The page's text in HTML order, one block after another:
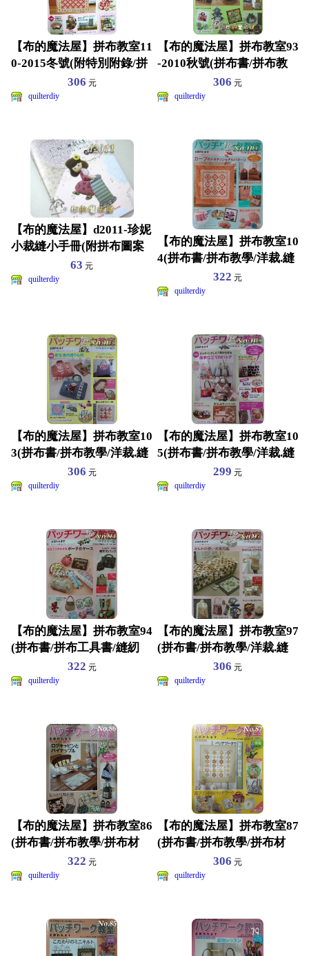
【布的魔法屋】拼布教室11
0-2015冬號(附特別附錄/拼
布書/拼布教306 元
quilterdiy
【布的魔法屋】拼布教室93
-2010秋號(拼布書/拼布教
學/洋裁.縫紉306 元
quilterdiy
【布的魔法屋】d2011-珍妮
小裁縫小手冊(附拼布圖案
紙型.拼布包包教
63 元
quilterdiy
【布的魔法屋】拼布教室10
4(拼布書/拼布教學/洋裁.縫
紉教學/拼布紙
322 元
quilterdiy
【布的魔法屋】拼布教室10
3(拼布書/拼布教學/洋裁.縫
紉教學/拼布紙
306 元
quilterdiy
【布的魔法屋】拼布教室10
5(拼布書/拼布教學/洋裁.縫
紉教學/拼布紙
299 元
quilterdiy
【布的魔法屋】拼布教室94
(拼布書/拼布工具書/縫紉
書/手工藝書/附拼
322 元
quilterdiy
【布的魔法屋】拼布教室97
(拼布書/拼布教學/洋裁.縫
紉教學/拼布紙型
306 元
quilterdiy
【布的魔法屋】拼布教室86
(拼布書/拼布教學/拼布材
料.拼布紙型.隔熱
322 元
quilterdiy
【布的魔法屋】拼布教室87
(拼布書/拼布教學/拼布材
料.拼布紙型.拼布
306 元
quilterdiy